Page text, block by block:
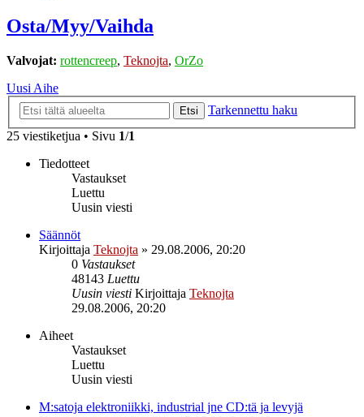
Osta/Myy/Vaihda
Valvojat: rottencreep, Teknojta, OrZo
Uusi Aihe
Etsi
Tarkennettu haku
25 viestiketjua • Sivu 1/1
Tiedotteet
Vastaukset
Luettu
Uusin viesti
Säännöt
Kirjoittaja Teknojta » 29.08.2006, 20:20
0 Vastaukset
48143 Luettu
Uusin viesti Kirjoittaja Teknojta
29.08.2006, 20:20
Aiheet
Vastaukset
Luettu
Uusin viesti
M:satoja elektroniikki, industrial jne CD:tä ja levyjä